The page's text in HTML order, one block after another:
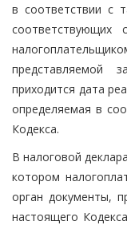
в соответствии с
соответствующих
представляемой
приходится дата
определяемая в
Кодекса.
В налоговой
котором
орган документы,
настоящего